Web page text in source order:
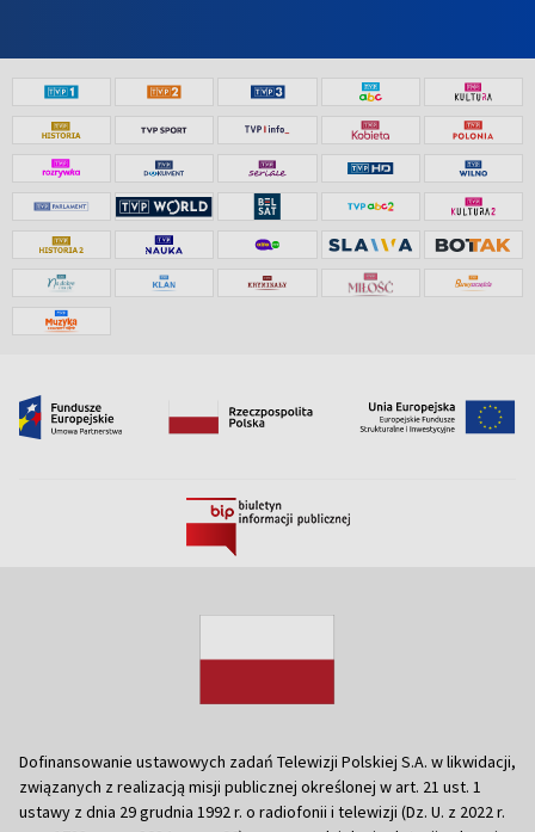
Dofinansowanie ustawowych zadań Telewizji Polskiej S.A. w likwidacji,
związanych z realizacją misji publicznej określonej w art. 21 ust. 1
ustawy z dnia 29 grudnia 1992 r. o radiofonii i telewizji (Dz. U. z 2022 r.